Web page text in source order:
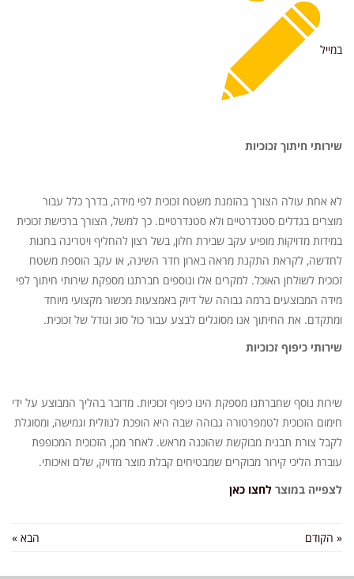
במייל
שירותי חיתוך זכוכיות
לא אחת עולה הצורך בהזמנת משטח זכוכית לפי מידה, בדרך כלל עבור
מוצרים בגדלים סטנדרטיים ולא סטנדרטיים. כך למשל, הצורך ברכישת זכוכית
במידות מדויקות מופיע עקב שבירת חלון, בשל רצון להחליף ויטרינה בחנות
לחדשה, לקראת התקנת מראה בארון חדר השינה, או עקב הוספת משטח
זכוכית לשולחן האוכל. למקרים אלו ונוספים חברתנו מספקת שירותי חיתוך לפי
מידה המבוצעים ברמה גבוהה של דיוק באמצעות מכשור מקצועי מיוחד
ומתקדם. את החיתוך אנו מסוגלים לבצע עבור כול סוג וגודל של זכוכית.
שירותי כיפוף זכוכיות
שירות נוסף שחברתנו מספקת הינו כיפוף זכוכיות. מדובר בהליך המבוצע על ידי
חימום הזכוכית לטמפרטורה גבוהה שבה היא הופכת לנוזלית וגמישה, ומסוגלת
לקבל צורת תבנית מבוקשת שהוכנה מראש. לאחר מכן, הזכוכית המכופפת
עוברת הליכי קירור מבוקרים שמבטיחים קבלת מוצר מדויק, שלם ואיכותי.
לצפייה במוצר לחצו כאן
« הקודם הבא »